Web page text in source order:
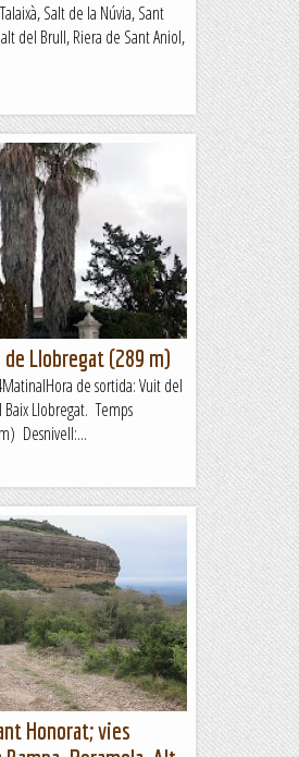
Salt de la Núvia, Sant
del Brull, Riera de Sant Aniol,
de Llobregat (289 m)
de sortida: Vuit del
Llobregat. Temps
Desnivell:...
Honorat; vies